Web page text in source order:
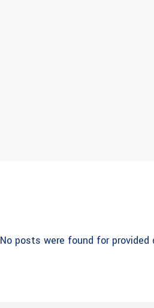
No posts were found for provided